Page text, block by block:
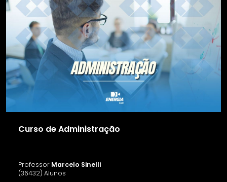
Curso de Administração
Professor Marcelo Sinelli
(36432) Alunos